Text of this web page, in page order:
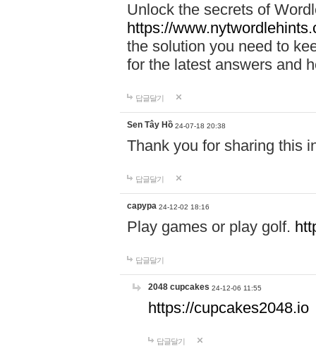
Unlock the secrets of
https://
the solution you need to
for the latest answers and
답글달기
Sen Tây Hồ 24-07-18 20:38
Thank you for sharing this
답글달기
capypa 24-12-02 18:16
Play games or play golf.
답글달기
2048 cupcakes 24-12-06 11:55
https://cupcakes2048.io
답글달기